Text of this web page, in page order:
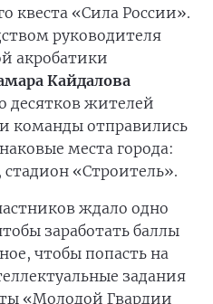
квеста «Сила России».
руководителя
акробатики
Кайдалова
десятков жителей
команды отправились
места города:
«Строитель».
ждало одно
заработать баллы
чтобы попасть на
задания
«Молодой Гвардии